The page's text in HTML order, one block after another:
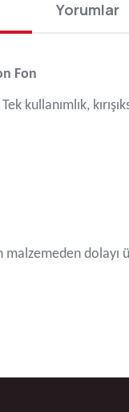
Yorumlar
Fon
kullanımlık,
dolayı